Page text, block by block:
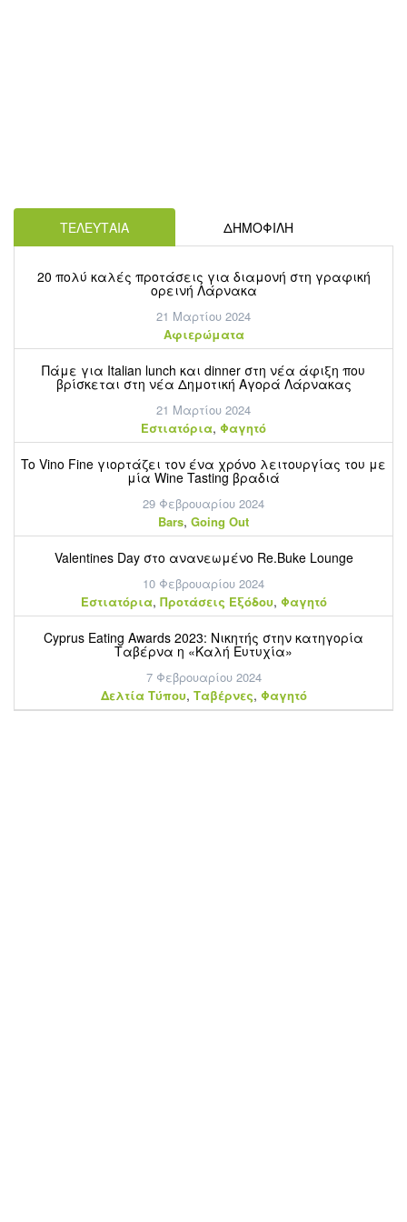
ΤΕΛΕΥΤΑΙΑ ΔΗΜΟΦΙΛΗ
20 πολύ καλές προτάσεις για διαμονή στη γραφική
ορεινή Λάρνακα
21 Μαρτίου 2024
Aφιερώματα
Πάμε για Italian lunch και dinner στη νέα άφιξη που
βρίσκεται στη νέα Δημοτική Αγορά Λάρνακας
21 Μαρτίου 2024
Εστιατόρια, Φαγητό
To Vino Fine γιορτάζει τον ένα χρόνο λειτουργίας του με
μία Wine Tasting βραδιά
29 Φεβρουαρίου 2024
Bars, Going Out
Valentines Day στο ανανεωμένο Re.Buke Lounge
10 Φεβρουαρίου 2024
Εστιατόρια, Προτάσεις Εξόδου, Φαγητό
Cyprus Eating Awards 2023: Νικητής στην κατηγορία
Ταβέρνα η «Καλή Ευτυχία»
7 Φεβρουαρίου 2024
Δελτία Τύπου, Ταβέρνες, Φαγητό